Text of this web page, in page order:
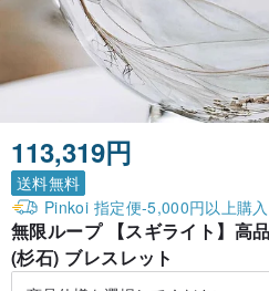
113,319円
送料無料
Pinkoi 指定便-5,000円以上購
無限ループ 【スギライト】高
(杉石) ブレスレット